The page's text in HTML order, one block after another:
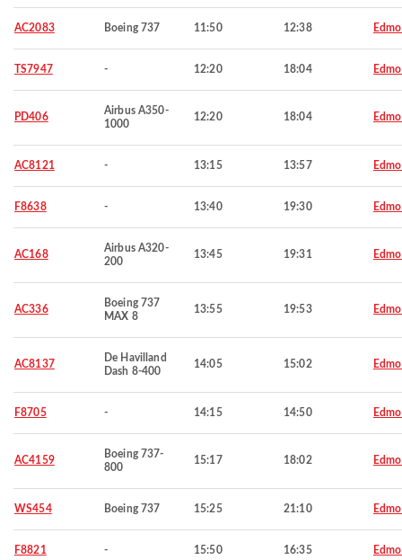
AC2083 Boeing 737 11:50 12:38
TS7947 - 12:20 18:04
PD406
Airbus A350-
1000
12:20 18:04
AC8121 - 13:15 13:57
F8638 - 13:40 19:30
AC168
Airbus A320-
200
13:45 19:31
AC336
Boeing 737
MAX 8
13:55 19:53
AC8137
De Havilland
Dash 8-400
14:05 15:02
F8705 - 14:15 14:50
AC4159
Boeing 737-
800
15:17 18:02
WS454 Boeing 737 15:25 21:10
F8821 - 15:50 16:35